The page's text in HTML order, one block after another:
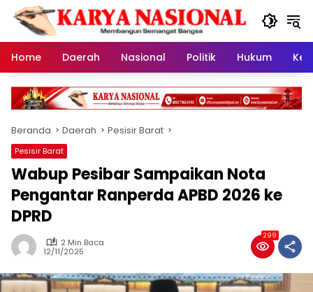
Langsung
konten
Home
Daerah Nasional Politik Hukum
Beranda Daerah Pesisir Barat
Pesisir Barat
Wabup Pesibar Sampaikan Nota
Pengantar Ranperda APBD 2026 ke
DPRD
2 Min Baca
12/11/2025
299